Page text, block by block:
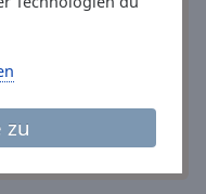
zu
App und hören
wo Sie immer